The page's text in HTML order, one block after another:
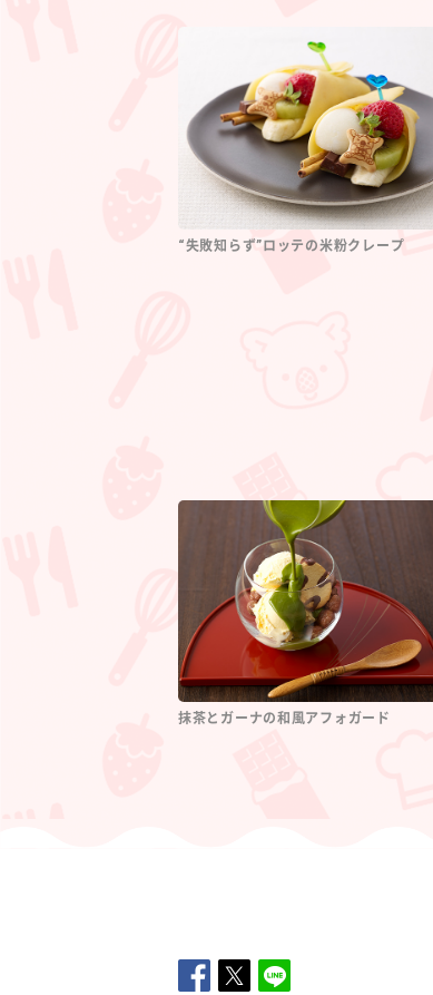
“失敗知らず”ロッテの米粉クレープ
抹茶とガーナの和風アフォガード